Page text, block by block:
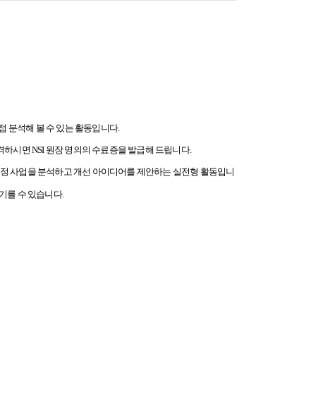
분석해 볼 수 있는 활동입니다.
시면 NSI 원장 명의의 수료증을 발급해 드립니다.
사업을 분석하고 개선 아이디어를 제안하는 실전형 활동입니
를 수 있습니다.